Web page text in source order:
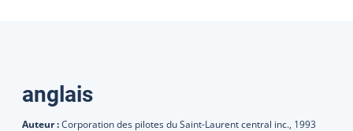
Traductions
anglais
Auteur :Corporation des pilotes du Saint-Laurent central inc., 1993